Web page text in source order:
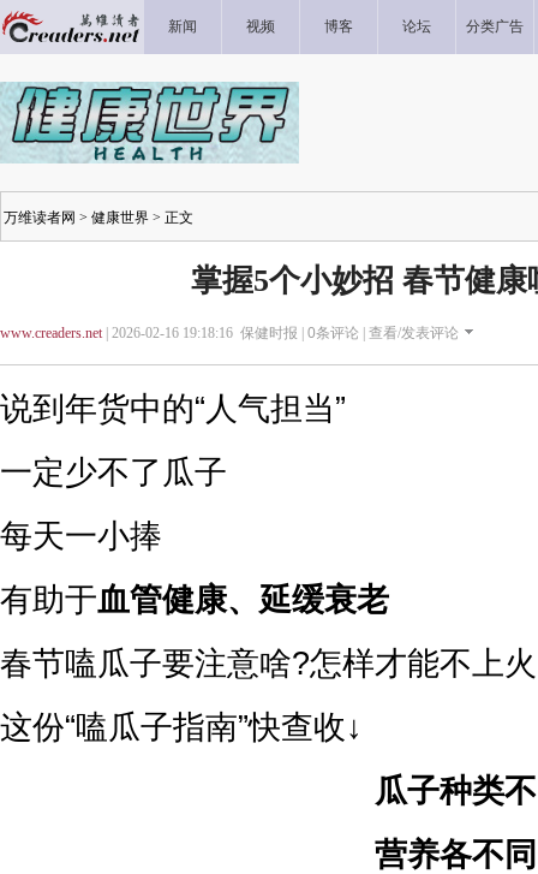
新闻 视频 博客 论坛 分类广告
万维读者网 > 健康世界 > 正文
掌握5个小妙招 春节健康
www.creaders.net| 2026-02-16 19:18:16 保健时报 | 0条评论 | 查看/发表评论
说到年货中的“人气担当”
一定少不了瓜子
每天一小捧
有助于血管健康、延缓衰老
春节嗑瓜子要注意啥?怎样才能不上
这份“嗑瓜子指南”快查收↓
瓜子种类
营养各不同